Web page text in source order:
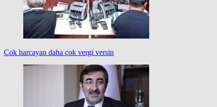
Çok harcayan daha çok vergi versin